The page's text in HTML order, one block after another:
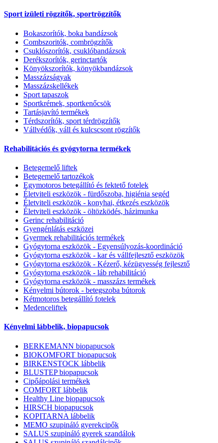
Sport izületi rögzítők, sportrögzítők
Bokaszorítók, boka bandázsok
Combszoritók, combrögzítők
Csuklószorítók, csuklóbandázsok
Derékszorítók, gerinctartók
Könyökszorítók, könyökbandázsok
Masszázságyak
Masszázskellékek
Sport tapaszok
Sportkrémek, sportkenőcsök
Tartásjavító termékek
Térdszorítók, sport térdrögzítők
Vállvédők, váll és kulcscsont rögzítők
Rehabilitációs és gyógytorna termékek
Betegemelő liftek
Betegemelő tartozékok
Egymotoros betegállító és fektető fotelek
Életviteli eszközök - fürdőszoba, higiénia segéd
Életviteli eszközök - konyhai, étkezés eszközök
Életviteli eszközök - öltözködés, házimunka
Gerinc rehabilitáció
Gyengénlátás eszközei
Gyermek rehabilitációs termékek
Gyógytorna eszközök - Egyensúlyozás-koordináció
Gyógytorna eszközök - kar és vállfejlesztő eszközök
Gyógytorna eszközök - Kézerő, kézügyesség fejlesztő
Gyógytorna eszközök - láb rehabilitáció
Gyógytorna eszközök - masszázs termékek
Kényelmi bútorok - betegszoba bútorok
Kétmotoros betegállító fotelek
Medenceliftek
Kényelmi lábbelik, biopapucsok
BERKEMANN biopapucsok
BIOKOMFORT biopapucsok
BIRKENSTOCK lábbelik
BLUSTEP biopapucsok
Cipőápolási termékek
COMFORT lábbelik
Healthy Line biopapucsok
HIRSCH biopapucsok
KOPITARNA lábbelik
MEMO szupináló gyerekcipők
SALUS szupináló gyerek szandálok